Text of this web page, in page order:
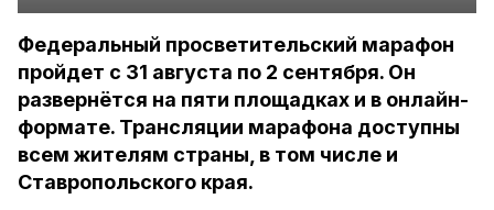
Федеральный просветительский марафон
пройдет с 31 августа по 2 сентября. Он
развернётся на пяти площадках и в онлайн-
формате. Трансляции марафона доступны
всем жителям страны, в том числе и
Ставропольского края.